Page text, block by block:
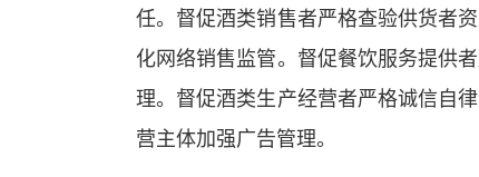
任。督促酒类销售者严格查验供货者
化网络销售监管。督促餐饮服务提供
理。督促酒类生产经营者严格诚信自
营主体加强广告管理。